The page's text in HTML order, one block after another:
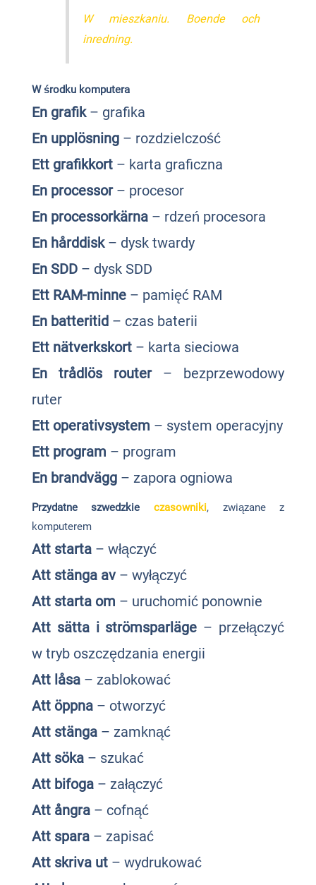
W mieszkaniu. Boende och
inredning.
W środku komputera
En grafik– grafika
En upplösning – rozdzielczość
Ett grafikkort– karta graficzna
En processor– procesor
En processorkärna – rdzeń procesora
En hårddisk – dysk twardy
En SDD– dysk SDD
Ett RAM-minne – pamięć RAM
En batteritid– czas baterii
Ett nätverkskort– karta sieciowa
En trådlös router– bezprzewodowy
ruter
Ett operativsystem – system operacyjny
Ett program – program
En brandvägg– zapora ogniowa
Przydatne szwedzkie czasowniki, związane z
komputerem
Att starta – włączyć
Att stänga av – wyłączyć
Att starta om – uruchomić ponownie
Att sätta i strömsparläge – przełączyć
w tryb oszczędzania energii
Att låsa– zablokować
Att öppna– otworzyć
Att stänga– zamknąć
Att söka – szukać
Att bifoga– załączyć
Att ångra– cofnąć
Att spara– zapisać
Att skriva ut – wydrukować